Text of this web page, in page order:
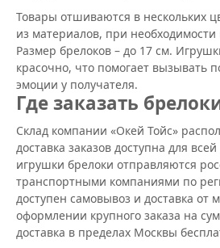
Товары отшиваются в нескольких
из материалов, при
Размер брелоков – до 17 см.
красочно, что помогает вызывать
эмоции у получателя.
Где заказать
Склад компании «Окей Тойс»
доставка заказов доступна для
игрушки брелоки отправляются
транспортными компаниями по
доступен самовывоз и доставка от
оформлении крупного заказа на
доставка в пределах Москвы